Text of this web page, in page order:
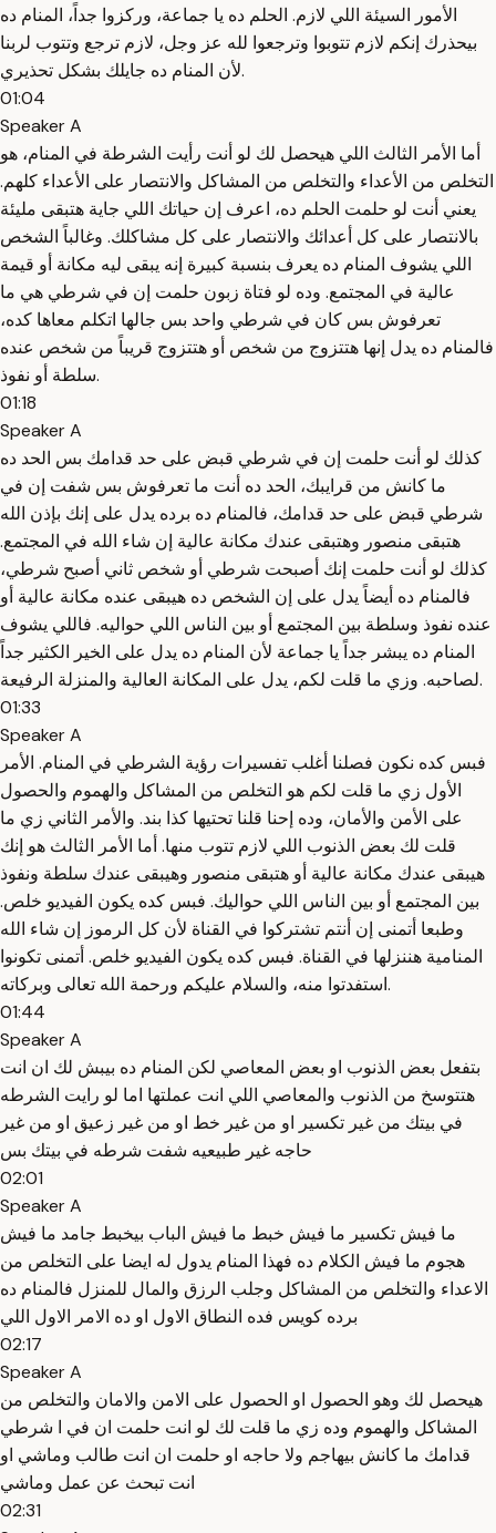
الأمور السيئة اللي لازم. الحلم ده يا جماعة، وركزوا جداً، المنام ده
بيحذرك إنكم لازم تتوبوا وترجعوا لله عز وجل، لازم ترجع وتتوب لربنا
لأن المنام ده جايلك بشكل تحذيري.
01:04
Speaker A
أما الأمر الثالث اللي هيحصل لك لو أنت رأيت الشرطة في المنام، هو
التخلص من الأعداء والتخلص من المشاكل والانتصار على الأعداء كلهم.
يعني أنت لو حلمت الحلم ده، اعرف إن حياتك اللي جاية هتبقى مليئة
بالانتصار على كل أعدائك والانتصار على كل مشاكلك. وغالباً الشخص
اللي يشوف المنام ده يعرف بنسبة كبيرة إنه يبقى ليه مكانة أو قيمة
عالية في المجتمع. وده لو فتاة زبون حلمت إن في شرطي هي ما
تعرفوش بس كان في شرطي واحد بس جالها اتكلم معاها كده،
فالمنام ده يدل إنها هتتزوج من شخص أو هتتزوج قريباً من شخص عنده
سلطة أو نفوذ.
01:18
Speaker A
كذلك لو أنت حلمت إن في شرطي قبض على حد قدامك بس الحد ده
ما كانش من قرايبك، الحد ده أنت ما تعرفوش بس شفت إن في
شرطي قبض على حد قدامك، فالمنام ده برده يدل على إنك بإذن الله
هتبقى منصور وهتبقى عندك مكانة عالية إن شاء الله في المجتمع.
كذلك لو أنت حلمت إنك أصبحت شرطي أو شخص ثاني أصبح شرطي،
فالمنام ده أيضاً يدل على إن الشخص ده هيبقى عنده مكانة عالية أو
عنده نفوذ وسلطة بين المجتمع أو بين الناس اللي حواليه. فاللي يشوف
المنام ده يبشر جداً يا جماعة لأن المنام ده يدل على الخير الكثير جداً
لصاحبه. وزي ما قلت لكم، يدل على المكانة العالية والمنزلة الرفيعة.
01:33
Speaker A
فبس كده نكون فصلنا أغلب تفسيرات رؤية الشرطي في المنام. الأمر
الأول زي ما قلت لكم هو التخلص من المشاكل والهموم والحصول
على الأمن والأمان، وده إحنا قلنا تحتيها كذا بند. والأمر الثاني زي ما
قلت لك بعض الذنوب اللي لازم تتوب منها. أما الأمر الثالث هو إنك
هيبقى عندك مكانة عالية أو هتبقى منصور وهيبقى عندك سلطة ونفوذ
بين المجتمع أو بين الناس اللي حواليك. فبس كده يكون الفيديو خلص.
وطبعا أتمنى إن أنتم تشتركوا في القناة لأن كل الرموز إن شاء الله
المنامية هننزلها في القناة. فبس كده يكون الفيديو خلص. أتمنى تكونوا
استفدتوا منه، والسلام عليكم ورحمة الله تعالى وبركاته.
01:44
Speaker A
بتفعل بعض الذنوب او بعض المعاصي لكن المنام ده بيبش لك ان انت
هتتوسخ من الذنوب والمعاصي اللي انت عملتها اما لو رايت الشرطه
في بيتك من غير تكسير او من غير خط او من غير زعيق او من غير
حاجه غير طبيعيه شفت شرطه في بيتك بس
02:01
Speaker A
ما فيش تكسير ما فيش خبط ما فيش الباب بيخبط جامد ما فيش
هجوم ما فيش الكلام ده فهذا المنام يدول له ايضا على التخلص من
الاعداء والتخلص من المشاكل وجلب الرزق والمال للمنزل فالمنام ده
برده كويس فده النطاق الاول او ده الامر الاول اللي
02:17
Speaker A
هيحصل لك وهو الحصول او الحصول على الامن والامان والتخلص من
المشاكل والهموم وده زي ما قلت لك لو انت حلمت ان في ا شرطي
قدامك ما كانش بيهاجم ولا حاجه او حلمت ان انت طالب وماشي او
انت تبحث عن عمل وماشي
02:31